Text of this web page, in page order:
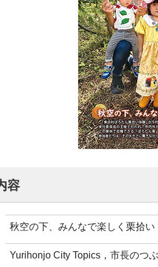
容
秋空の下、みんなで楽しく栗拾
Yurihonjo City Topics，市長のつ